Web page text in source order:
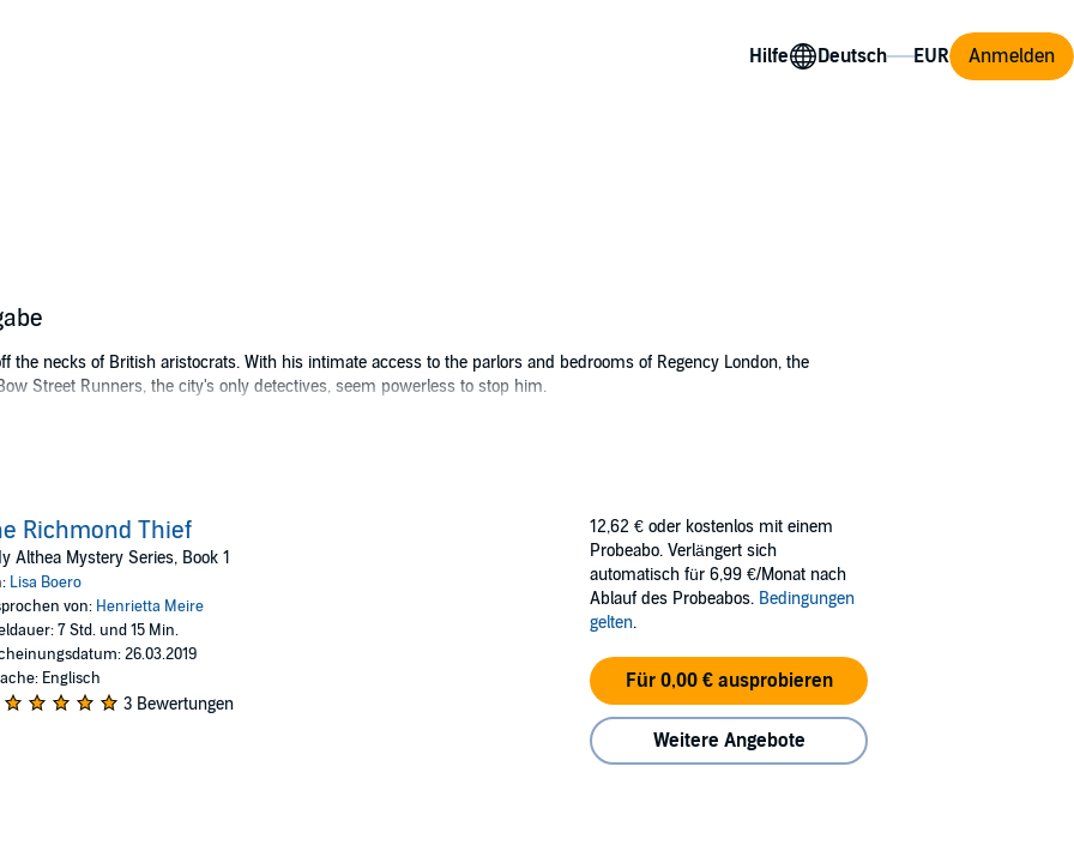
Hilfe Anmelden
the necks of British aristocrats. With his intimate access to the parlors and bedrooms of Regency London, the
Street Runners, the city's only detectives, seem powerless to stop him.
Althea Trent is introduced to the upper-class social scene as yet another pretty face. But her own scientific
Bow Street with the enigmatic Duke of Norwich propel her into the hunt for the Richmond Thief. The theft of her
harden Althea's resolve to find answers to the thief's identity.
with the law and the mysterious duke inexorably lead her to a darkened library - where the masked Richmond
Richmond Thief
Althea Mystery Series, Book 1
Lisa Boero
von: Henrietta Meire
7 Std. und 15 Min.
26.03.2019
Englisch
3 Bewertungen
12,62 € oder kostenlos mit einem
Probeabo. Verlängert sich
automatisch für 6,99 €/Monat nach
Ablauf des Probeabos. Bedingungen
gelten.
Für 0,00 € ausprobieren
Weitere Angebote